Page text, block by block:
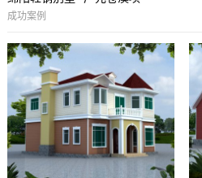
成功案例